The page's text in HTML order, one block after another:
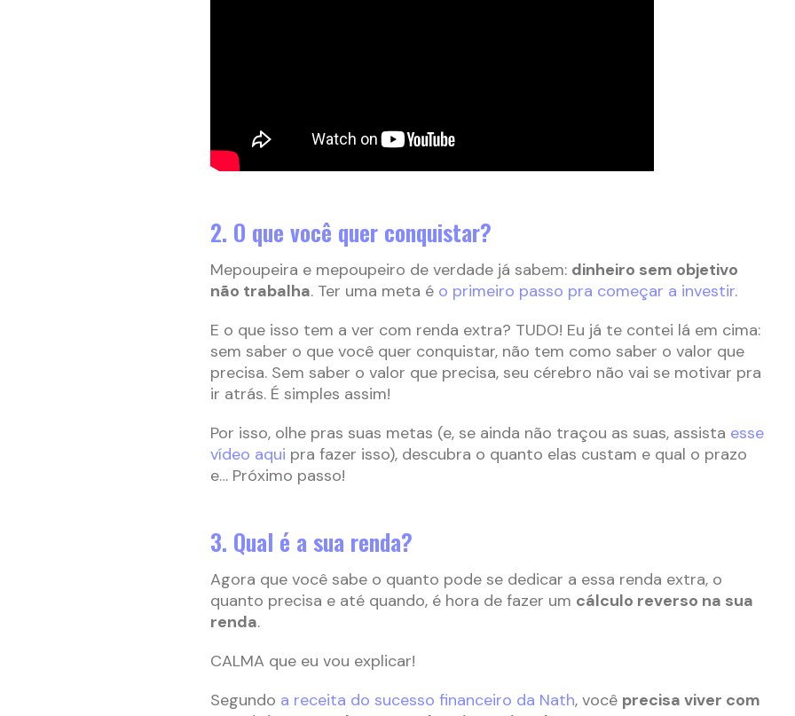
2. O que você quer conquistar?
Mepoupeira e mepoupeiro de verdade já sabem: dinheiro sem objetivo
não trabalha. Ter uma meta é o primeiro passo pra começar a investir.
E o que isso tem a ver com renda extra? TUDO! Eu já te contei lá em cima:
sem saber o que você quer conquistar, não tem como saber o valor que
precisa. Sem saber o valor que precisa, seu cérebro não vai se motivar pra
ir atrás. É simples assim!
Por isso, olhe pras suas metas (e, se ainda não traçou as suas, assista esse
vídeo aqui pra fazer isso), descubra o quanto elas custam e qual o prazo
e… Próximo passo!
3. Qual é a sua renda?
Agora que você sabe o quanto pode se dedicar a essa renda extra, o
quanto precisa e até quando, é hora de fazer um cálculo reverso na sua
renda.
CALMA que eu vou explicar!
Segundo a receita do sucesso financeiro da Nath, você precisa viver com